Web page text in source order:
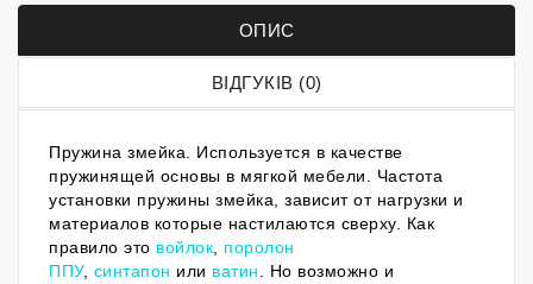
ОПИС
ВІДГУКІВ (0)
Пружина змейка. Используется в качестве
пружинящей основы в мягкой мебели. Частота
установки пружины змейка, зависит от нагрузки и
материалов которые настилаются сверху. Как
правило это войлок
поролон
ППУ, синтапон или ватин . Но возможно и